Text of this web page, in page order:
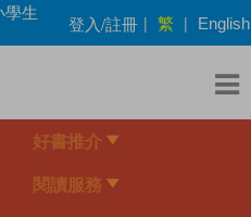
學生
登入/註冊 | 繁 | English
好書推介
閱讀服務